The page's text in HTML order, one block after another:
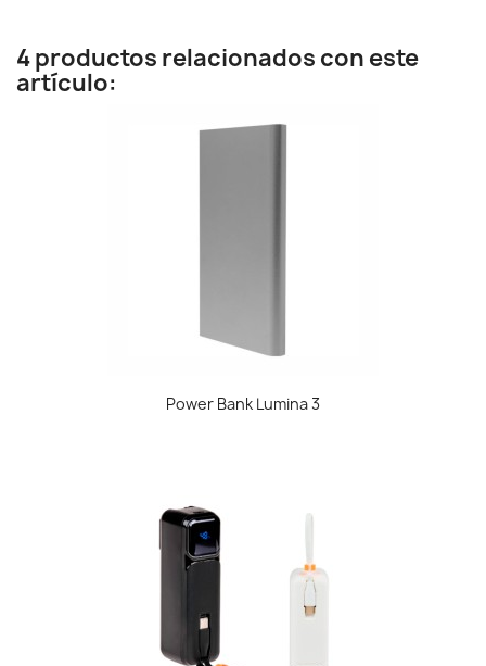
4 productos relacionados con este
artículo:
Power Bank Lumina 3